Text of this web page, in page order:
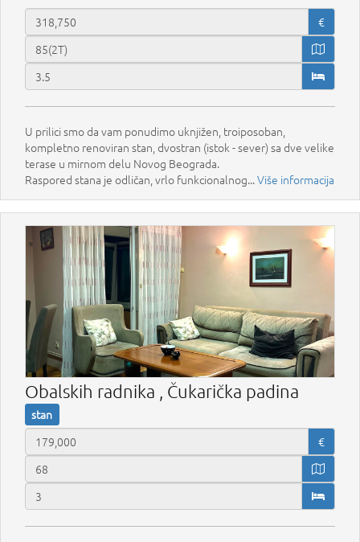
€
U prilici smo da vam ponudimo uknjižen, troiposoban,
kompletno renoviran stan, dvostran (istok - sever) sa dve velike
terase u mirnom delu Novog Beograda.
Raspored stana je odličan, vrlo funkcionalnog...Više informacija
Obalskih radnika , Čukarička padina
stan
€